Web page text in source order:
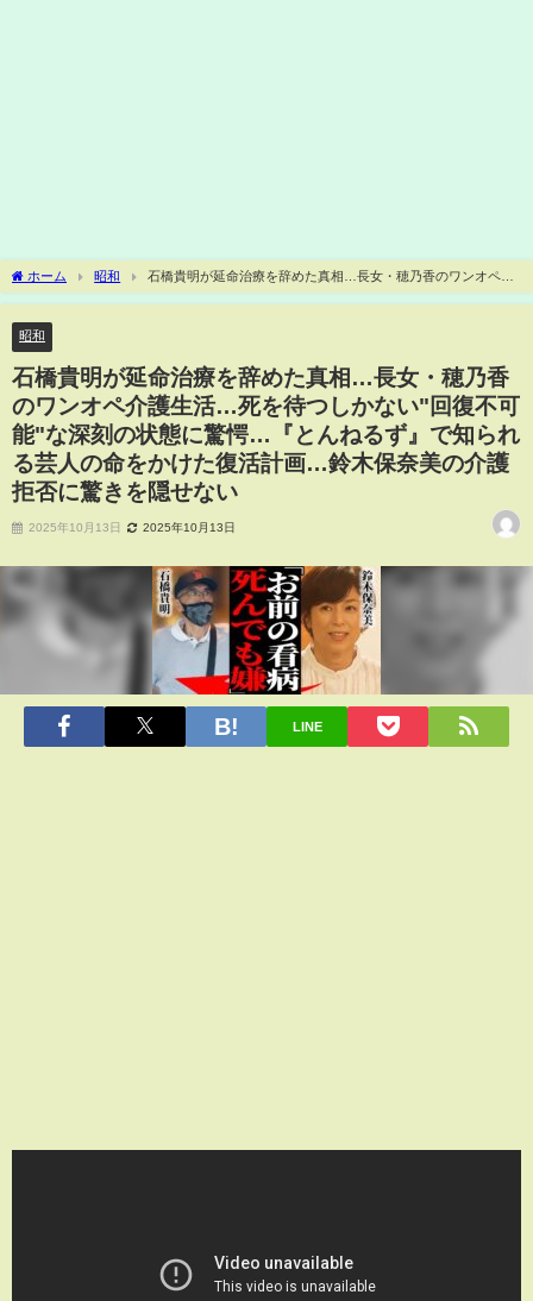
ホーム 昭和
石橋貴明が延命治療を辞めた真相…長女・穂乃香のワンオペ介
護生活…死を待つしかない"回復不可能"な深刻の状態に驚愕…『とんねるず』で知られ
昭和
石橋貴明が延命治療を辞めた真相…長女・穂乃香
のワンオペ介護生活…死を待つしかない"回復不可
能"な深刻の状態に驚愕…『とんねるず』で知られ
る芸人の命をかけた復活計画…鈴木保奈美の介護
拒否に驚きを隠せない
2025年10月13日 2025年10月13日
LINE